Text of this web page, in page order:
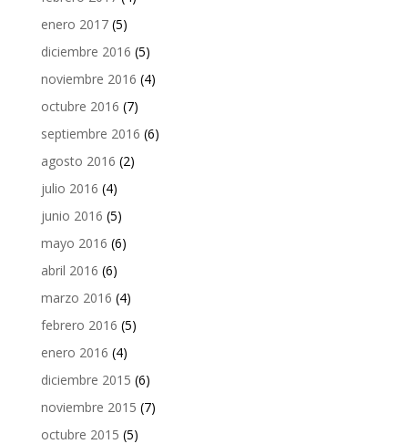
enero 2017(5)
diciembre 2016 (5)
noviembre 2016 (4)
octubre 2016 (7)
septiembre 2016 (6)
agosto 2016 (2)
julio 2016 (4)
junio 2016 (5)
mayo 2016 (6)
abril 2016 (6)
marzo 2016 (4)
febrero 2016 (5)
enero 2016 (4)
diciembre 2015 (6)
noviembre 2015 (7)
octubre 2015 (5)